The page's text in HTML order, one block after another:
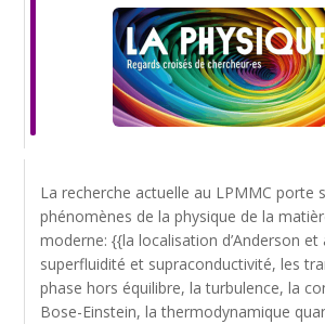
La recherche actuelle au LPMMC porte
phénomènes de la physique de la
moderne: {{la localisation d’Anderson et
superfluidité et supraconductivité, les
phase hors équilibre, la turbulence, la
Bose-Einstein, la thermodynamique